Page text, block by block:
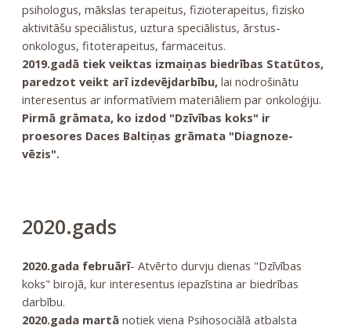
psihologus, mākslas terapeitus, fizioterapeitus, fizisko
aktivitāšu speciālistus, uztura speciālistus, ārstus-
onkologus, fitoterapeitus, farmaceitus.
2019.gadā tiek veiktas izmaiņas biedrības Statūtos,
paredzot veikt arī izdevējdarbību, lai nodrošinātu
interesentus ar informatīviem materiāliem par onkoloģiju.
Pirmā grāmata, ko izdod "Dzīvības koks" ir
proesores Daces Baltiņas grāmata "Diagnoze-
vēzis".
2020.gads
2020.gada februārī- Atvērto durvju dienas "Dzīvības
koks" birojā, kur interesentus iepazīstina ar biedrības
darbību.
2020.gada martānotiek viena Psihosociālā atbalsta